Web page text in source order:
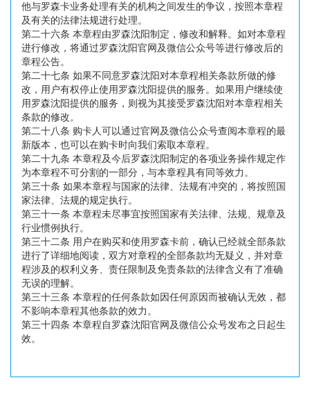
他与罗森卡业务处理有关的机构之间发生的争议，按照本章程
及有关的法律法规进行处理。
第二十六条 本章程由罗森沈阳制定，修改和解释。如对本章程
进行修改，将通过罗森沈阳官网及微信公众号等进行修改后的
章程公告。
第二十七条 如果不同意罗森沈阳对本章程相关条款所做的修
改，用户有权停止使用罗森沈阳提供的服务。如果用户继续使
用罗森沈阳提供的服务，则视为其接受罗森沈阳对本章程相关
条款的修改。
第二十八条 购卡人可以通过官网及微信公众号查阅本章程的最
新版本，也可以在购卡时向我们索取本章程。
第二十九条 本章程及今后罗森沈阳制定的各项业务操作规定作
为本章程不可分割的一部分，与本章程具有同等效力。
第三十条 如果本章程与国家的法律、法规有冲突的，将按照国
家法律、法规的规定执行。
第三十一条 本章程未尽事宜按照国家有关法律、法规、规章及
行业惯例执行。
第三十二条 用户在购买和使用罗森卡前，确认已经就全部条款
进行了详细地阅读，双方对章程的全部条款均无疑义，并对章
程涉及的权利义务、责任限制及免责条款的法律含义有了准确
无误的理解。
第三十三条 本章程的任何条款如因任何原因而被确认无效，都
不影响本章程其他条款的效力。
第三十四条 本章程自罗森沈阳官网及微信公众号发布之日起生
效。